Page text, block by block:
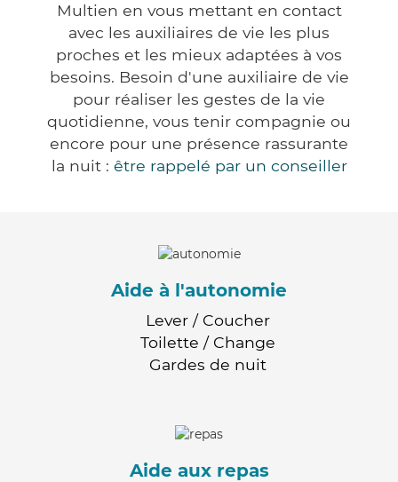
Multien en vous mettant en contact
avec les auxiliaires de vie les plus
proches et les mieux adaptées à vos
besoins. Besoin d'une auxiliaire de vie
pour réaliser les gestes de la vie
quotidienne, vous tenir compagnie ou
encore pour une présence rassurante
la nuit : être rappelé par un conseiller
Aide à l'autonomie
Lever / Coucher
Toilette / Change
Gardes de nuit
Aide aux repas